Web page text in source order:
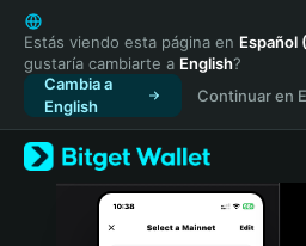
English
日本語
Tiếng Việt
Русский
Español (Latinoamérica)
Türkçe
Italiano
Estás viendo esta página en Español
gustaría cambiarte a English?
Cambia a
English
Continuar en